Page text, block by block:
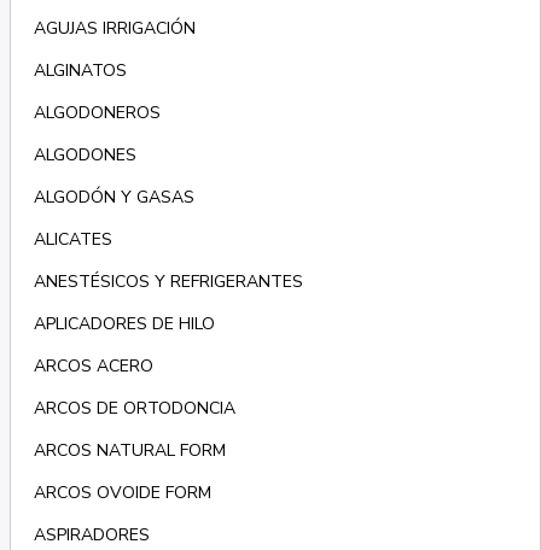
AGUJAS IRRIGACIÓN
ALGINATOS
ALGODONEROS
ALGODONES
ALGODÓN Y GASAS
ALICATES
ANESTÉSICOS Y REFRIGERANTES
APLICADORES DE HILO
ARCOS ACERO
ARCOS DE ORTODONCIA
ARCOS NATURAL FORM
ARCOS OVOIDE FORM
ASPIRADORES